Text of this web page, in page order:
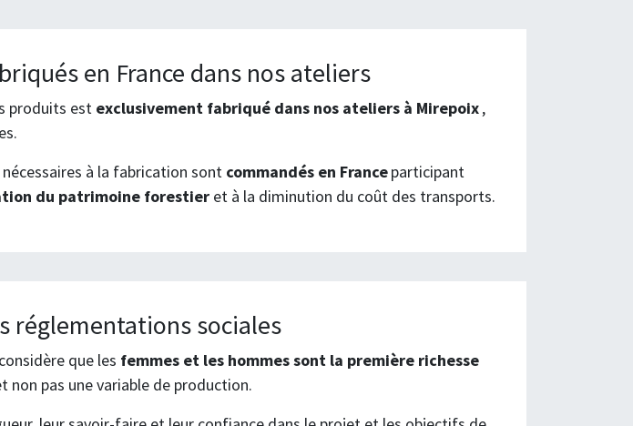
en France dans nos ateliers
produits est exclusivement fabriqué dans nos ateliers à Mirepoix,
à la fabrication sont commandés en Franceparticipant
du patrimoine forestier et à la diminution du coût des transports.
réglementations sociales
que les femmes et les hommes sont la première richesse
non pas une variable de production.